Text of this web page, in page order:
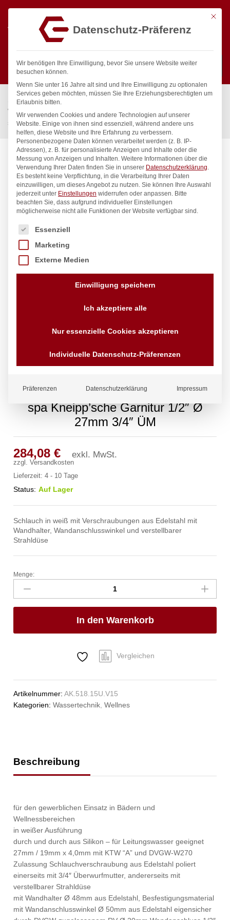
Suchen
Start / Gastronomiebedarf & Gastro Geräte für Profis
Wassertechnik
Wellnes
spa Kneipp’sche Garnitur 1/2″ Ø 27mm 3/4″ ÜM
spa Kneipp’sche Garnitur 1/2″ Ø
27mm 3/4″ ÜM
284,08€ exkl. MwSt.
zzgl.Versandkosten
Lieferzeit:4 - 10 Tage
Status: Auf Lager
Schlauch in weiß mit Verschraubungen aus Edelstahl mit
Wandhalter, Wandanschlusswinkel und verstellbarer
Strahldüse
spa
Kneipp'sche
Garnitur
1/2"
27mm
Menge:
In den Warenkorb
Vergleichen
Artikelnummer:AK.518.15U.V15
Kategorien:Wassertechnik,Wellnes
Beschreibung
für den gewerblichen Einsatz in Bädern und
Wellnessbereichen
in weißer Ausführung
durch und durch aus Silikon – für Leitungswasser geeignet
27mm / 19mm x 4,0mm mit KTW “A” und DVGW-W270
Zulassung Schlauchverschraubung aus Edelstahl poliert
einerseits mit 3/4″ Überwurfmutter, andererseits mit
verstellbarer Strahldüse
mit Wandhalter Ø 48mm aus Edelstahl, Besfestigungsmaterial
mit Wandanschlusswinkel Ø 50mm aus Edelstahl eigensicher
Mit
Datenschutz-Präferenz
Wir benötigen Ihre Einwilligung, bevor Sie unsere Website weiter
besuchen können.
Wenn Sie unter 16 Jahre alt sind und Ihre Einwilligung zu optionalen
Services geben möchten, müssen Sie Ihre Erziehungsberechtigten um
Erlaubnis bitten.
Wir verwenden Cookies und andere Technologien auf unserer
Website. Einige von ihnen sind essenziell, während andere uns
helfen, diese Website und Ihre Erfahrung zu verbessern.
Personenbezogene Daten können verarbeitet werden (z. B. IP-
Adressen), z. B. für personalisierte Anzeigen und Inhalte oder die
Messung von Anzeigen und Inhalten. Weitere Informationen über die
Verwendung Ihrer Daten finden Sie in unserer Datenschutzerklärung.
Es besteht keine Verpflichtung, in die Verarbeitung Ihrer Daten
einzuwilligen, um dieses Angebot zu nutzen. Sie können Ihre Auswahl
jederzeit unter Einstellungen widerrufen oder anpassen. Bitte
beachten Sie, dass aufgrund individueller Einstellungen
möglicherweise nicht alle Funktionen der Website verfügbar sind.
Es folgt eine Liste der Service-Gruppen, für die eine
Essenziell
Marketing
Externe Medien
Einwilligung speichern
Ich akzeptiere alle
Nur essenzielle Cookies akzeptieren
Individuelle Datenschutz-Präferenzen
Präferenzen Datenschutzerklärung Impressum